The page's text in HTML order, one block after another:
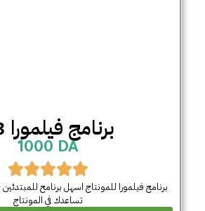
برنامج فيلمورا 13
1000 DA
برنامج فيلمورا للمونتاج اسهل برنامح
تساعدك في المونتاج